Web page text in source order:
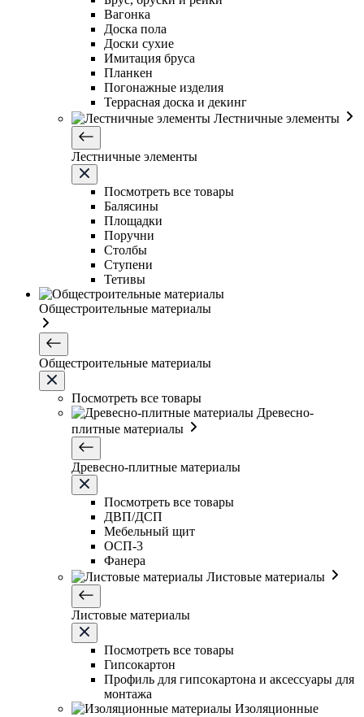
Вагонка
Доска пола
Доски сухие
Имитация бруса
Планкен
Погонажные изделия
Террасная доска и декинг
Лестничные элементы
Лестничные элементы
Посмотреть все товары
Балясины
Площадки
Поручни
Столбы
Ступени
Тетивы
Общестроительные материалы
Общестроительные материалы
Посмотреть все товары
Древесно-
плитные материалы
Древесно-плитные материалы
Посмотреть все товары
ДВП/ДСП
Мебельный щит
ОСП-3
Фанера
Листовые материалы
Листовые материалы
Посмотреть все товары
Гипсокартон
Профиль для гипсокартона и аксессуары для
монтажа
Изоляционные